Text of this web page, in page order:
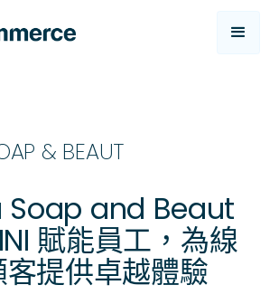
& BEAUT
Soap and Beaut
賦能員工，為線
提供卓越體驗